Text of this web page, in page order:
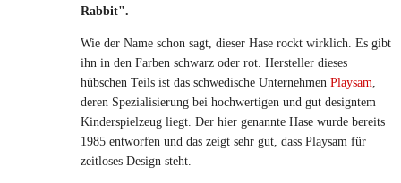
Rabbit".
Wie der Name schon sagt, dieser Hase rockt wirklich. Es gibt
ihn in den Farben schwarz oder rot. Hersteller dieses
hübschen Teils ist das schwedische Unternehmen Playsam
deren Spezialisierung bei hochwertigen und gut designtem
Kinderspielzeug liegt. Der hier genannte Hase wurde bereits
1985 entworfen und das zeigt sehr gut, dass Playsam für
zeitloses Design steht.